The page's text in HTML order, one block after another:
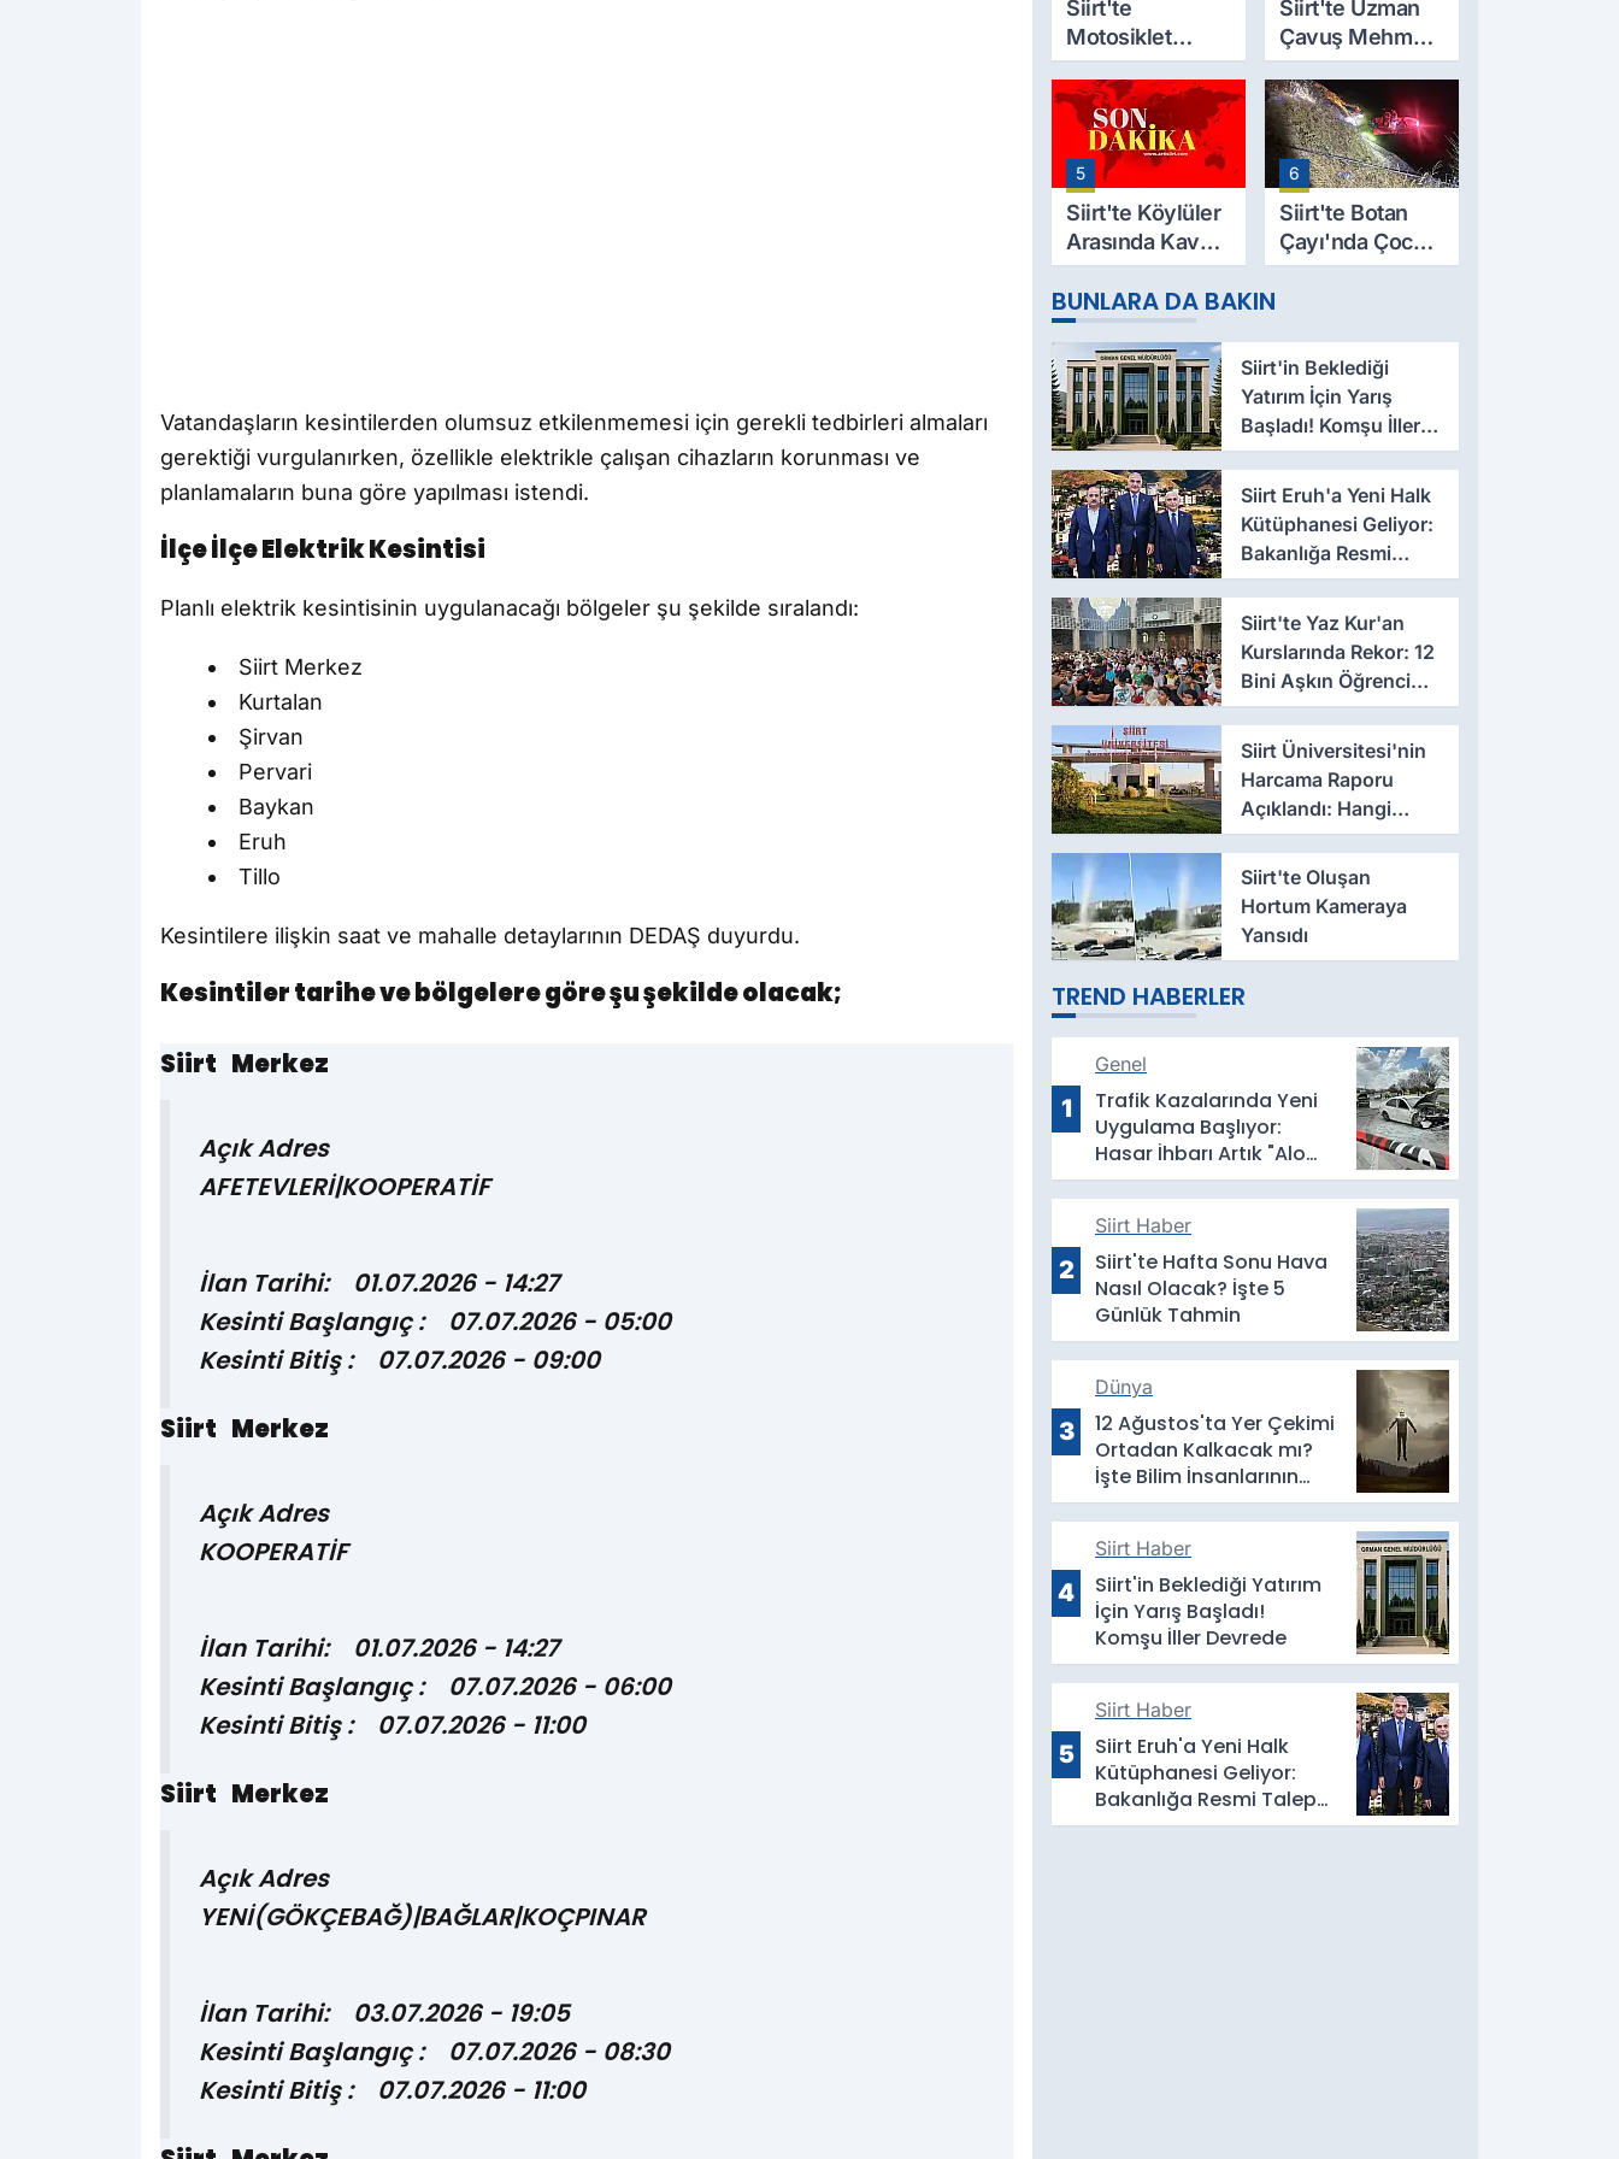
Vatandaşların kesintilerden olumsuz etkilenmemesi için gerekli tedbirleri almaları
gerektiği vurgulanırken, özellikle elektrikle çalışan cihazların korunması ve
planlamaların buna göre yapılması istendi.
İlçe İlçe Elektrik Kesintisi
Planlı elektrik kesintisinin uygulanacağı bölgeler şu şekilde sıralandı:
Siirt Merkez
Kurtalan
Şirvan
Pervari
Baykan
Eruh
Tillo
Kesintilere ilişkin saat ve mahalle detaylarının DEDAŞ duyurdu.
Kesintiler tarihe ve bölgelere göre şu şekilde olacak;
Siirt Merkez
Açık Adres
AFETEVLERİ|KOOPERATİF
İlan Tarihi: 01.07.2026 - 14:27
Kesinti Başlangıç : 07.07.2026 - 05:00
Kesinti Bitiş : 07.07.2026 - 09:00
Siirt Merkez
Açık Adres
KOOPERATİF
İlan Tarihi: 01.07.2026 - 14:27
Kesinti Başlangıç : 07.07.2026 - 06:00
Kesinti Bitiş : 07.07.2026 - 11:00
Siirt Merkez
Açık Adres
YENİ(GÖKÇEBAĞ)|BAĞLAR|KOÇPINAR
İlan Tarihi: 03.07.2026 - 19:05
Kesinti Başlangıç : 07.07.2026 - 08:30
Kesinti Bitiş : 07.07.2026 - 11:00
Siirt'te
Motosiklet
Kazası Can Aldı:
39 Yaşındaki
Mesut Yıldız
Hayatını
Kaybetti
Siirt'te Uzman
Çavuş Mehmet
Salih Sarıyer,
Evinde Ölü
Bulundu
5
Siirt'te Köylüler
Arasında Kavga:
2 Yaralı, Birinin
Durumu Ağır
6
Siirt'te Botan
Çayı'nda Çocuk
Cesedi Bulundu
BUNLARA DA BAKIN
Siirt'in Beklediği
Yatırım İçin Yarış
Başladı! Komşu İller
Devrede
Siirt Eruh'a Yeni Halk
Kütüphanesi Geliyor:
Bakanlığa Resmi
Talep İletildi
Siirt'te Yaz Kur'an
Kurslarında Rekor: 12
Bini Aşkın Öğrenci
Eğitim Alıyor
Siirt Üniversitesi'nin
Harcama Raporu
Açıklandı: Hangi
Fakülte Ne Kadar
Harcadı Belli Oldu
Siirt'te Oluşan
Hortum Kameraya
Yansıdı
TREND HABERLER
1
Genel
Trafik Kazalarında Yeni
Uygulama Başlıyor:
Hasar İhbarı Artık "Alo
193" Üzerinden Yapılacak
2
Siirt Haber
Siirt'te Hafta Sonu Hava
Nasıl Olacak? İşte 5
Günlük Tahmin
3
Dünya
12 Ağustos'ta Yer Çekimi
Ortadan Kalkacak mı?
İşte Bilim İnsanlarının
Yanıtı
4
Siirt Haber
Siirt'in Beklediği Yatırım
İçin Yarış Başladı!
Komşu İller Devrede
5
Siirt Haber
Siirt Eruh'a Yeni Halk
Kütüphanesi Geliyor:
Bakanlığa Resmi Talep
İletildi